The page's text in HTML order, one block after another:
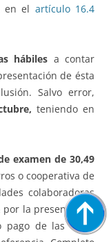
en el artículo 16.4
hábiles a contar
de ésta
Salvo error,
teniendo en
examen de 30,49
o cooperativa de
colaboradoras
la presentación
de las tasas